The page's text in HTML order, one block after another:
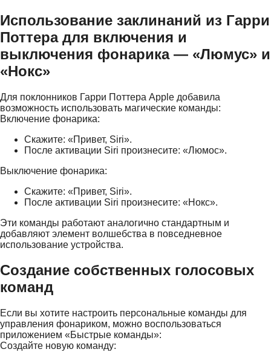
Использование заклинаний из Гарри
Поттера для включения и
выключения фонарика — «Люмус» и
«Нокс»
Для поклонников Гарри Поттера Apple добавила
возможность использовать магические команды:
Включение фонарика:
Скажите: «Привет, Siri».
После активации Siri произнесите: «Люмос».
Выключение фонарика:
Скажите: «Привет, Siri».
После активации Siri произнесите: «Нокс».
Эти команды работают аналогично стандартным и
добавляют элемент волшебства в повседневное
использование устройства.
Создание собственных голосовых
команд
Если вы хотите настроить персональные команды для
управления фонариком, можно воспользоваться
приложением «Быстрые команды»:
Создайте новую команду: